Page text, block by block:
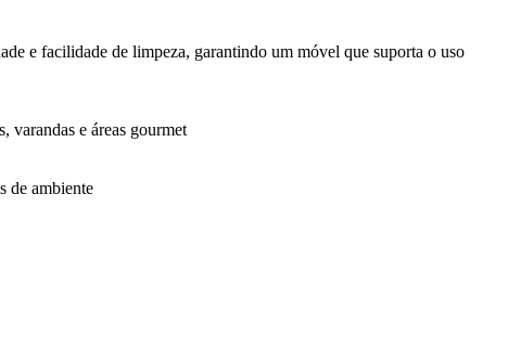
e facilidade de limpeza, garantindo um móvel que suporta o uso
varandas e áreas gourmet
de ambiente